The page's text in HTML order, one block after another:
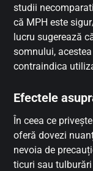
studii
că MPH este
lucru sugerează
somnului,
contraindica
Efectele
În ceea ce
oferă dovezi
nevoia de
ticuri sau